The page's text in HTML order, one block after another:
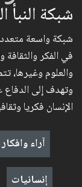
شبكة النبأ
شبكة واسعة
في الفكر والثقافة
والعلوم وغيرها،
وتهدف إلى الدفاع
الإنسان فكريا
آراء وافكار
إنسانيات